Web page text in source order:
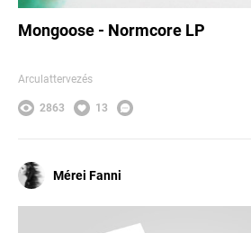
Mongoose - Normcore LP
Arculattervezés
2863 13
Mérei Fanni